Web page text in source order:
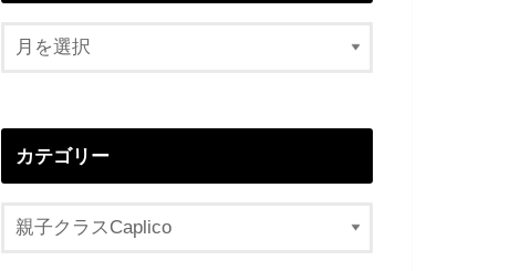
カテゴリー